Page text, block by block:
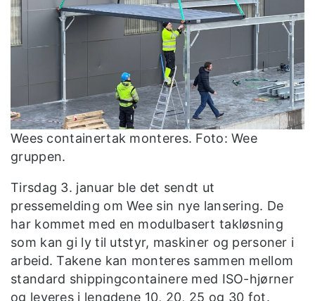
Wees containertak monteres. Foto: Wee
gruppen.
Tirsdag 3. januar ble det sendt ut
pressemelding om Wee sin nye lansering. De
har kommet med en modulbasert takløsning
som kan gi ly til utstyr, maskiner og personer i
arbeid. Takene kan monteres sammen mellom
standard shippingcontainere med ISO-hjørner
og leveres i lengdene 10, 20, 25 og 30 fot.